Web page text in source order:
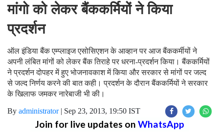
मांगो को लेकर बैंककर्मियों ने किया
प्रदर्शन
ऑल इंडिया बैंक एम्प्लाइज एसोसिएशन के आव्हान पर आज बैंककर्मीयों ने
अपनी लंबित मांगों को लेकर बैंक तिराहे पर धरना-प्रदर्शन किया। बैंककर्मियों
ने प्रदर्शन दोपहर में हुए भोजनावकाश में किया और सरकार से मांगों पर जल्द
से जल्द निर्णय करने की बात कही। प्रदर्शन के दौरान बैंककर्मियों ने सरकार
के खिलाफ जमकर नारेबाजी भी की।
By administrator| Sep 23, 2013, 19:50 IST
Join for live updates on WhatsApp